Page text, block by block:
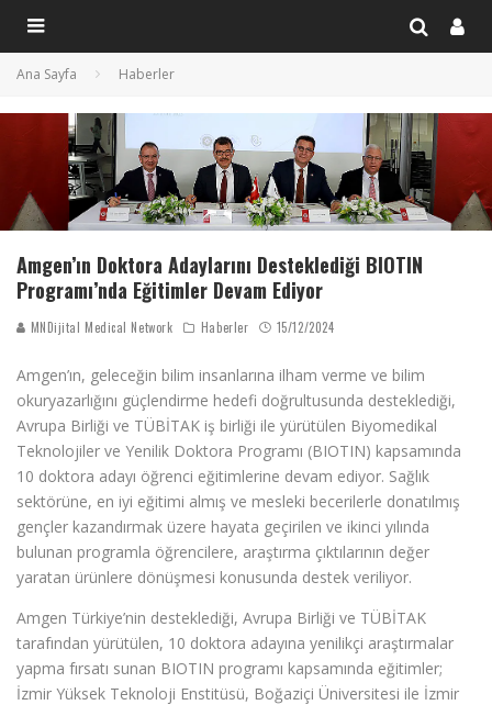
Ana Sayfa Haberler
Amgen’ın Doktora Adaylarını Desteklediği BIOTIN
Programı’nda Eğitimler Devam Ediyor
MNDijital Medical Network Haberler 15/12/2024
Amgen’ın, geleceğin bilim insanlarına ilham verme ve bilim
okuryazarlığını güçlendirme hedefi doğrultusunda desteklediği,
Avrupa Birliği ve TÜBİTAK iş birliği ile yürütülen Biyomedikal
Teknolojiler ve Yenilik Doktora Programı (BIOTIN) kapsamında
10 doktora adayı öğrenci eğitimlerine devam ediyor. Sağlık
sektörüne, en iyi eğitimi almış ve mesleki becerilerle donatılmış
gençler kazandırmak üzere hayata geçirilen ve ikinci yılında
bulunan programla öğrencilere, araştırma çıktılarının değer
yaratan ürünlere dönüşmesi konusunda destek veriliyor.
Amgen Türkiye’nin desteklediği, Avrupa Birliği ve TÜBİTAK
tarafından yürütülen, 10 doktora adayına yenilikçi araştırmalar
yapma fırsatı sunan BIOTIN programı kapsamında eğitimler;
İzmir Yüksek Teknoloji Enstitüsü, Boğaziçi Üniversitesi ile İzmir